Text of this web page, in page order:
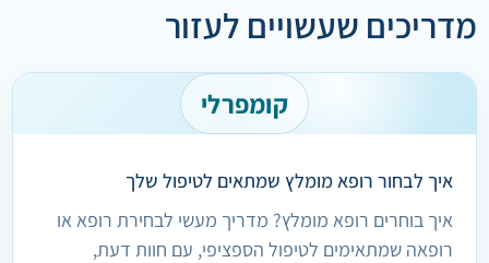
מדריכים שעשויים לעזור
קומפרלי
איך לבחור רופא מומלץ שמתאים לטיפול שלך
איך בוחרים רופא מומלץ? מדריך מעשי לבחירת רופא או
רופאה שמתאימים לטיפול הספציפי, עם חוות דעת,